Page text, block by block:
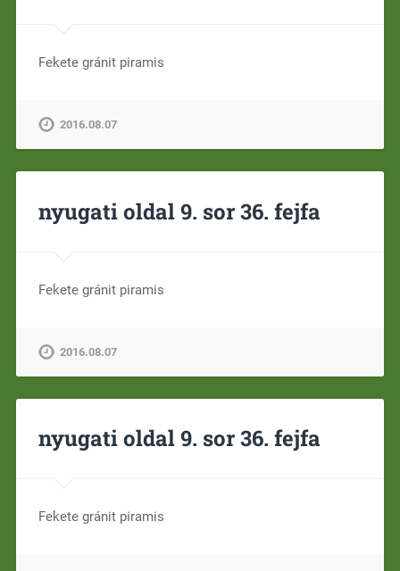
Fekete gránit piramis
2016.08.07
nyugati oldal 9. sor 36. fejfa
Fekete gránit piramis
2016.08.07
nyugati oldal 9. sor 36. fejfa
Fekete gránit piramis